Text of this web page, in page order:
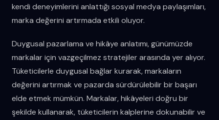
kendi deneyimlerini anlattığı sosyal medya paylaşımları,
marka değerini artırmada etkili oluyor.
Duygusal pazarlama ve hikâye anlatımı, günümüzde
markalar için vazgeçilmez stratejiler arasında yer alıyor.
Tüketicilerle duygusal bağlar kurarak, markaların
değerini artırmak ve pazarda sürdürülebilir bir başarı
elde etmek mümkün. Markalar, hikâyeleri doğru bir
şekilde kullanarak, tüketicilerin kalplerine dokunabilir ve